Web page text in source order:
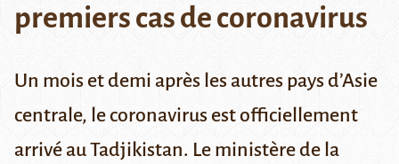
premiers cas de coronavirus
Un mois et demi après les autres pays d’Asie
centrale, le coronavirus est officiellement
arrivé au Tadjikistan. Le ministère de la